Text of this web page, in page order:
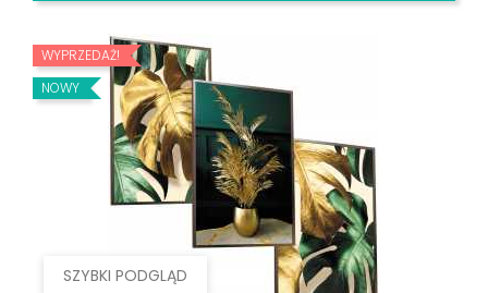
SZYBKI PODGLĄD
WYPRZEDAŻ!
NOWY